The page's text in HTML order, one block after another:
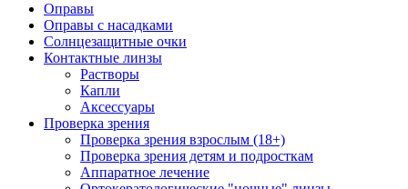
Оправы
Оправы с насадками
Солнцезащитные очки
Контактные линзы
Растворы
Капли
Аксессуары
Проверка зрения
Проверка зрения взрослым (18+)
Проверка зрения детям и подросткам
Аппаратное лечение